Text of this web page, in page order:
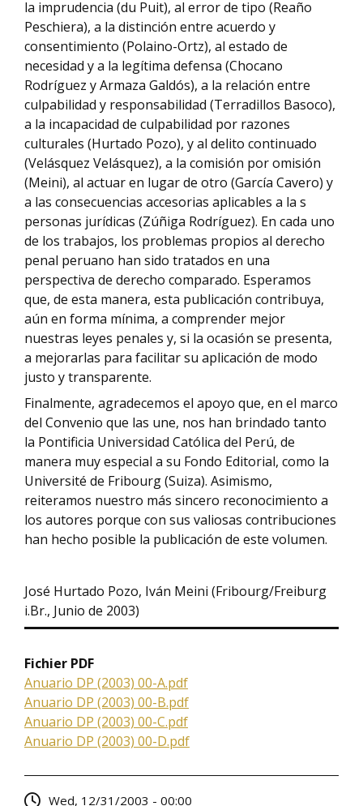
la imprudencia (du Puit), al error de tipo (Reaño
Peschiera), a la distinción entre acuerdo y
consentimiento (Polaino-Ortz), al estado de
necesidad y a la legítima defensa (Chocano
Rodríguez y Armaza Galdós), a la relación entre
culpabilidad y responsabilidad (Terradillos Basoco),
a la incapacidad de culpabilidad por razones
culturales (Hurtado Pozo), y al delito continuado
(Velásquez Velásquez), a la comisión por omisión
(Meini), al actuar en lugar de otro (García Cavero) y
a las consecuencias accesorias aplicables a la s
personas jurídicas (Zúñiga Rodríguez). En cada uno
de los trabajos, los problemas propios al derecho
penal peruano han sido tratados en una
perspectiva de derecho comparado. Esperamos
que, de esta manera, esta publicación contribuya,
aún en forma mínima, a comprender mejor
nuestras leyes penales y, si la ocasión se presenta,
a mejorarlas para facilitar su aplicación de modo
justo y transparente.
Finalmente, agradecemos el apoyo que, en el marco
del Convenio que las une, nos han brindado tanto
la Pontificia Universidad Católica del Perú, de
manera muy especial a su Fondo Editorial, como la
Université de Fribourg (Suiza). Asimismo,
reiteramos nuestro más sincero reconocimiento a
los autores porque con sus valiosas contribuciones
han hecho posible la publicación de este volumen.
José Hurtado Pozo, Iván Meini (Fribourg/Freiburg
i.Br., Junio de 2003)
Fichier PDF
Anuario DP (2003) 00-A.pdf
Anuario DP (2003) 00-B.pdf
Anuario DP (2003) 00-C.pdf
Anuario DP (2003) 00-D.pdf
Wed, 12/31/2003 - 00:00